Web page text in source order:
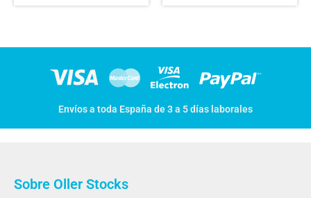
Envíos a toda España de 3 a 5 días laborales
Sobre Oller Stocks